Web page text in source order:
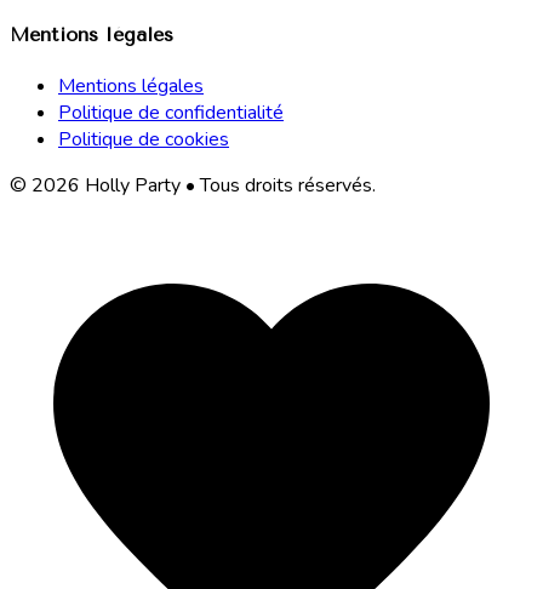
Mentions légales
Mentions légales
Politique de confidentialité
Politique de cookies
© 2026 Holly Party • Tous droits réservés.